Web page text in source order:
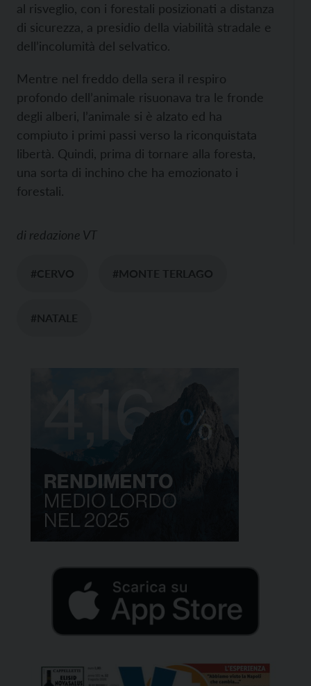
al risveglio, con i forestali posizionati a distanza
di sicurezza, a presidio della viabilità stradale e
dell’incolumità del selvatico.
Mentre nel freddo della sera il respiro
profondo dell’animale risuonava tra le fronde
degli alberi, l’animale si è alzato ed ha
compiuto i primi passi verso la riconquistata
libertà. Quindi, prima di tornare alla foresta,
una sorta di inchino che ha emozionato i
forestali.
di redazione VT
#CERVO #MONTE TERLAGO
#NATALE